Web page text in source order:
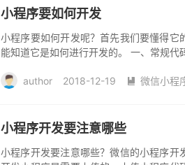
小程序要如何开发
小程序要如何开发呢？首先我们要懂得
能知道它是如何进行开发的。 一、常规代
同，功能...
author 2018-12-19  微信小程
小程序开发要注意哪些
小程序开发要注意哪些？微信的小程序